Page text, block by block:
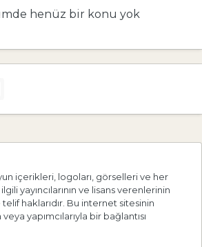
henüz bir konu yok
içerikleri, logoları, görselleri ve her
yayıncılarının ve lisans verenlerinin
haklarıdır. Bu internet sitesinin
veya yapımcılarıyla bir bağlantısı